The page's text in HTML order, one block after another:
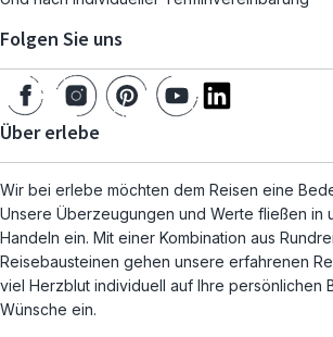
Folgen Sie uns
Über erlebe
Wir bei erlebe möchten dem Reisen eine
Unsere Überzeugungen und Werte fließen in
Handeln ein. Mit einer Kombination aus
Reisebausteinen gehen unsere erfahrenen
viel Herzblut individuell auf Ihre persönlichen
Wünsche ein.